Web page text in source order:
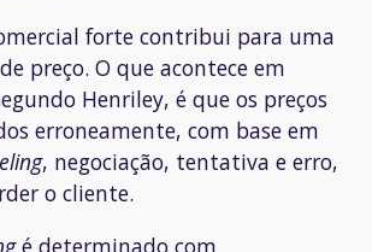
forte contribui para uma
preço. O que acontece em
Henriley, é que os preços
erroneamente, com base em
, negociação, tentativa e erro,
o cliente.
é determinado com